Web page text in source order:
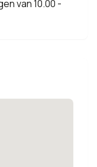
van 10.00 -